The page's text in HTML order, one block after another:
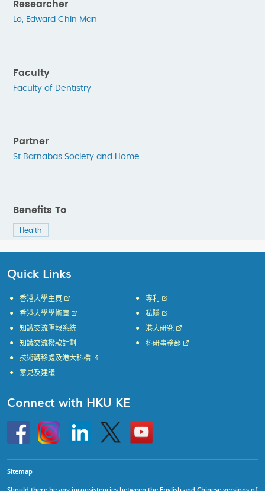
Researcher
Lo, Edward Chin Man
Faculty
Faculty of Dentistry
Partner
St Barnabas Society and Home
Benefits To
Health
Quick Links
香港大學主頁
香港大學學術庫
知識交流匯報系統
知識交流撥款計劃
專利
私隱
港大研究
科研事務部
技術轉移處及港大科橋
意見及建議
Connect with HKU KE
HKU
InstagramLinkedin Twitter
Go
to
HKU
Sitemap